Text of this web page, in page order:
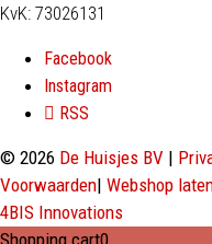
KvK: 73026131
Facebook
Instagram
RSS
© 2026 De Huisjes BV |
Voorwaarden| Webshop
4BIS Innovations